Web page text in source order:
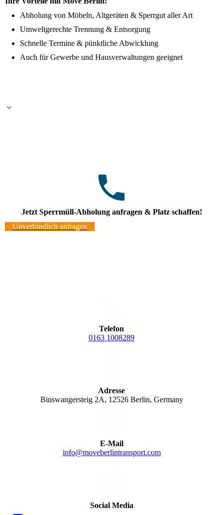
Abholung von Möbeln, Altgeräten & Sperrgut aller Art
Umweltgerechte Trennung & Entsorgung
Schnelle Termine & pünktliche Abwicklung
Auch für Gewerbe und Hausverwaltungen geeignet
Jetzt Sperrmüll-Abholung anfragen & Platz schaffen!
Unverbindlich anfragen
Telefon
0163 1008289
Adresse
Binswangersteig 2A, 12526 Berlin, Germany
E-Mail
info@moveberlintransport.com
Social Media